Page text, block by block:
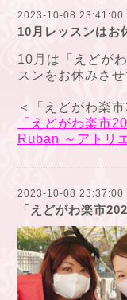
2023-10-08 23:41:00
10月レッスンはお
10月は「えどが
スンをお休みさ
＜「えどがわ楽
「えどがわ楽市
Ruban ～アトリ
2023-10-08 23:37:00
「えどがわ楽市